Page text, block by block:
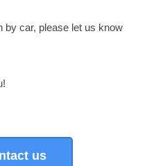
by car, please let us know
us